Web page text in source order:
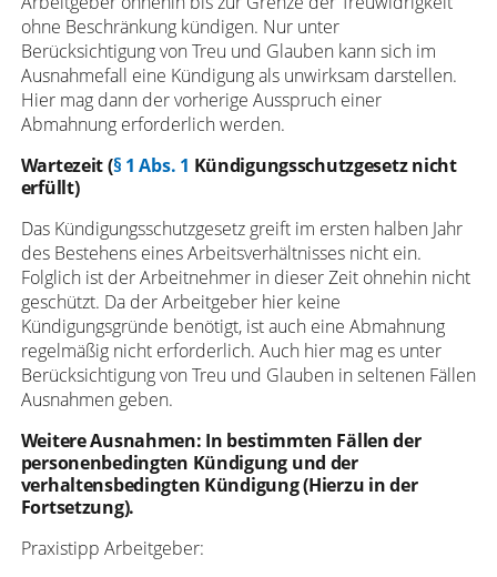
ohne Beschränkung kündigen. Nur unter
Berücksichtigung von Treu und Glauben kann sich im
Ausnahmefall eine Kündigung als unwirksam darstellen.
Hier mag dann der vorherige Ausspruch einer
Abmahnung erforderlich werden.
Wartezeit (§ 1 Abs. 1 Kündigungsschutzgesetz nicht
erfüllt)
Das Kündigungsschutzgesetz greift im ersten halben Jahr
des Bestehens eines Arbeitsverhältnisses nicht ein.
Folglich ist der Arbeitnehmer in dieser Zeit ohnehin nicht
geschützt. Da der Arbeitgeber hier keine
Kündigungsgründe benötigt, ist auch eine Abmahnung
regelmäßig nicht erforderlich. Auch hier mag es unter
Berücksichtigung von Treu und Glauben in seltenen Fällen
Ausnahmen geben.
Weitere Ausnahmen: In bestimmten Fällen der
personenbedingten Kündigung und der
verhaltensbedingten Kündigung (Hierzu in der
Fortsetzung).
Praxistipp Arbeitgeber: